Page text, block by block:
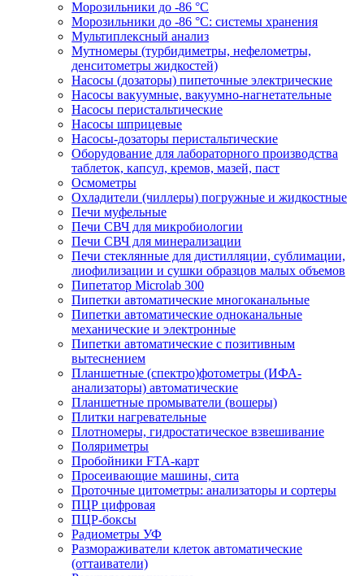
Морозильники до -86 °C
Морозильники до -86 °C: системы хранения
Мультиплексный анализ
Мутномеры (турбидиметры, нефелометры,
денситометры жидкостей)
Насосы (дозаторы) пипеточные электрические
Насосы вакуумные, вакуумно-нагнетательные
Насосы перистальтические
Насосы шприцевые
Насосы-дозаторы перистальтические
Оборудование для лабораторного производства
таблеток, капсул, кремов, мазей, паст
Осмометры
Охладители (чиллеры) погружные и жидкостные
Печи муфельные
Печи СВЧ для микробиологии
Печи СВЧ для минерализации
Печи стеклянные для дистилляции, сублимации,
лиофилизации и сушки образцов малых объемов
Пипетатор Microlab 300
Пипетки автоматические многоканальные
Пипетки автоматические одноканальные
механические и электронные
Пипетки автоматические с позитивным
вытеснением
Планшетные (спектро)фотометры (ИФА-
анализаторы) автоматические
Планшетные промыватели (вошеры)
Плитки нагревательные
Плотномеры, гидростатическое взвешивание
Поляриметры
Пробойники FTA-карт
Просеивающие машины, сита
Проточные цитометры: анализаторы и сортеры
ПЦР цифровая
ПЦР-боксы
Радиометры УФ
Размораживатели клеток автоматические
(оттаиватели)